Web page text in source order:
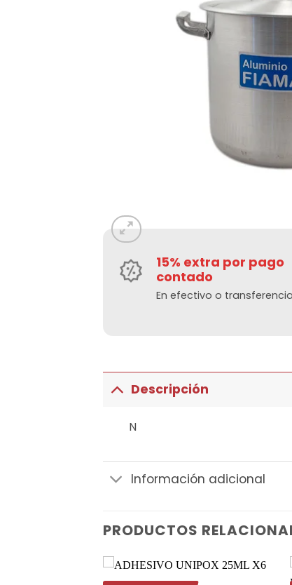
15% extra por pago
contado
En efectivo o transferencia
Descripción
N
Información adicional
PRODUCTOS